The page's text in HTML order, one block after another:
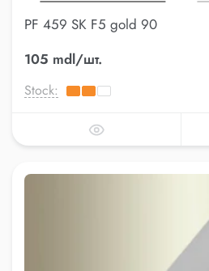
PF 459 SK F5 gold 90
105 mdl/шт.
Stock: